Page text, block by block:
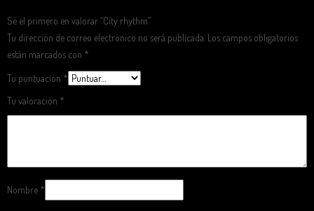
Sé el primero en valorar “City rhythm”
Tu dirección de correo electrónico no será publicada. Los campos obligatorios
están marcados con *
Tu puntuación *
Tu valoración *
Nombre *